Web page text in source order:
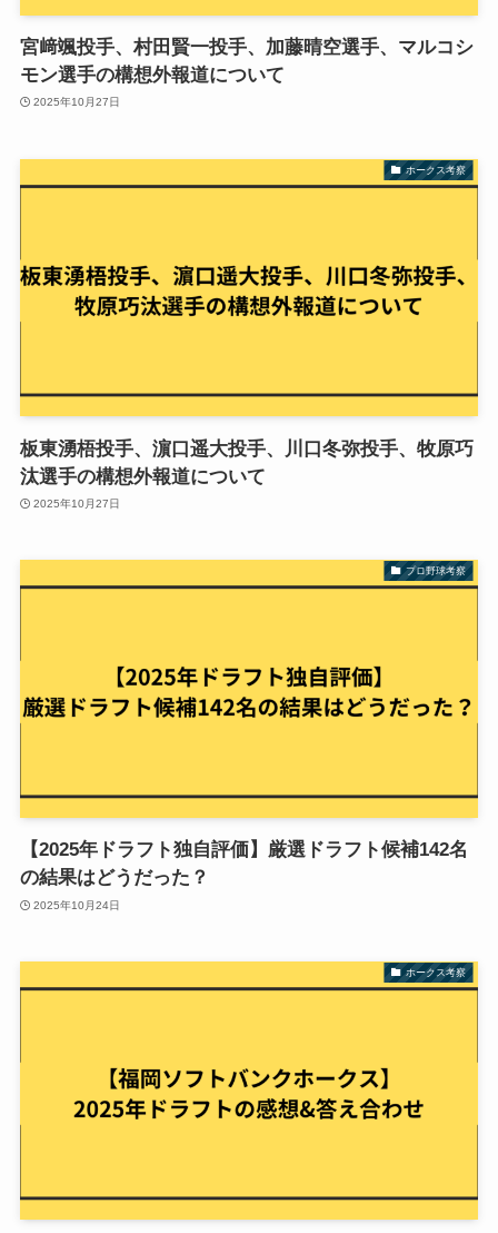
宮﨑颯投手、村田賢一投手、加藤晴空選手、マルコシ
モン選手の構想外報道について
2025年10月27日
ホークス考察
板東湧梧投手、濵口遥大投手、川口冬弥投手、牧原巧
汰選手の構想外報道について
2025年10月27日
プロ野球考察
【2025年ドラフト独自評価】厳選ドラフト候補142名
の結果はどうだった？
2025年10月24日
ホークス考察